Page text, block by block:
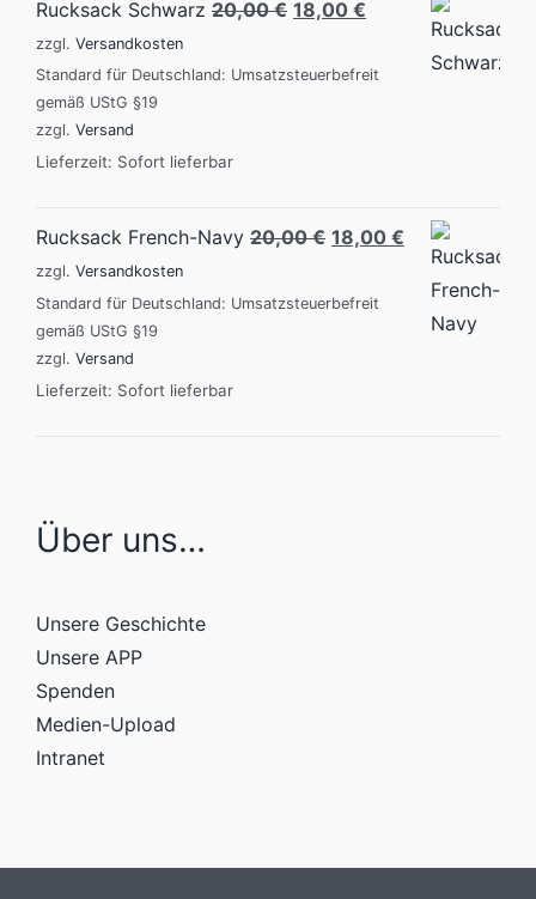
Rucksack Schwarz 20,00€ Original
was:
18,00 €Current
is:
zzgl. Versandkosten
Standard für Deutschland: Umsatzsteuerbefreit
gemäß UStG §19
zzgl. Versand
Lieferzeit: Sofort lieferbar
Rucksack French-Navy 20,00€ Original
was:
18,00 €Current
price
18,00 €.
zzgl. Versandkosten
Standard für Deutschland: Umsatzsteuerbefreit
gemäß UStG §19
zzgl. Versand
Lieferzeit: Sofort lieferbar
Über uns…
Unsere Geschichte
Unsere APP
Spenden
Medien-Upload
Intranet